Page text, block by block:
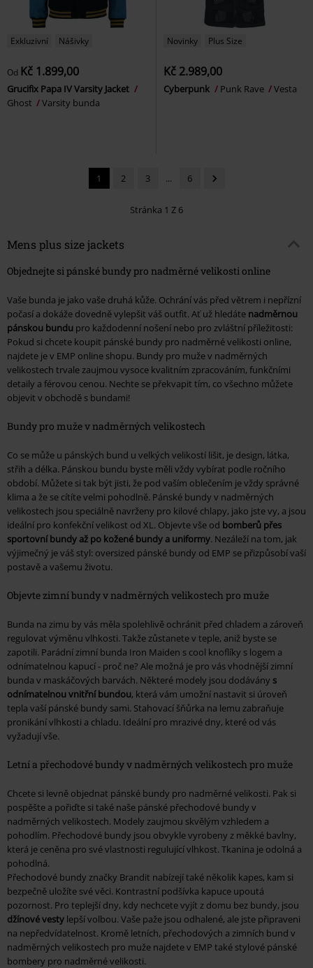
Exkluzivní Nášivky
Od Kč 1.899,00
Grucifix Papa IV Varsity Jacket
Ghost
Varsity bunda
Novinky Plus Size
Kč 2.989,00
Cyberpunk Punk Rave Vesta
1 2 3 ... 6
Stránka 1 Z 6
Mens plus size jackets
Objednejte si pánské bundy pro nadměrné velikosti online
Vaše bunda je jako vaše druhá kůže. Ochrání vás před větrem i nepřízní
počasí a dokáže dovedně vylepšit váš outfit. Ať už hledáte nadměrnou
pánskou bundu pro každodenní nošení nebo pro zvláštní příležitosti:
Pokud si chcete koupit pánské bundy pro nadměrné velikosti online,
najdete je v EMP online shopu. Bundy pro muže v nadměrných
velikostech trvale zaujmou vysoce kvalitním zpracováním, funkčními
detaily a férovou cenou. Nechte se překvapit tím, co všechno můžete
objevit v obchodě s bundami!
Bundy pro muže v nadměrných velikostech
Co se může u pánských bund u velkých velikostí lišit, je design, látka,
střih a délka. Pánskou bundu byste měli vždy vybírat podle ročního
období. Můžete si tak být jisti, že pod vaším oblečením je vždy správné
klima a že se cítíte velmi pohodlně. Pánské bundy v nadměrných
velikostech jsou speciálně navrženy pro kilové chlapy, jako jste vy, a jsou
ideální pro konfekční velikost od XL. Objevte vše od bomberů přes
sportovní bundy až po kožené bundy a uniformy. Nezáleží na tom, jak
výjimečný je váš styl: oversized pánské bundy od EMP se přizpůsobí vaší
postavě a vašemu životu.
Objevte zimní bundy v nadměrných velikostech pro muže
Bunda na zimu by vás měla spolehlivě ochránit před chladem a zároveň
regulovat výměnu vlhkosti. Takže zůstanete v teple, aniž byste se
zapotili. Parádní zimní bunda Iron Maiden s cool knoflíky s logem a
odnímatelnou kapucí - proč ne? Ale možná je pro vás vhodnější zimní
bunda v maskáčových barvách. Některé modely jsou dodávány s
odnímatelnou vnitřní bundou, která vám umožní nastavit si úroveň
tepla vaší pánské bundy sami. Stahovací šňůrka na lemu zabraňuje
pronikání vlhkosti a chladu. Ideální pro mrazivé dny, které od vás
vyžadují vše.
Letní a přechodové bundy v nadměrných velikostech pro muže
Chcete si levně objednat pánské bundy pro nadměrné velikosti. Pak si
pospěšte a pořiďte si také naše pánské přechodové bundy v
nadměrných velikostech. Modely zaujmou skvělým vzhledem a
pohodlím. Přechodové bundy jsou obvykle vyrobeny z měkké bavlny,
která je ceněna pro své vlastnosti regulující vlhkost. Tkanina je odolná a
pohodlná.
Přechodové bundy značky Brandit nabízejí také několik kapes, kam si
bezpečně uložíte své věci. Kontrastní podšívka kapuce upoutá
pozornost. Pro teplejší dny, kdy nechcete vyjít z domu bez bundy, jsou
džínové vesty lepší volbou. Vaše paže jsou odhalené, ale jste připraveni
na nepředvídatelnost. Kromě letních, přechodových a zimních bund v
nadměrných velikostech pro muže najdete v EMP také stylové pánské
bombery pro nadměrné velikosti.